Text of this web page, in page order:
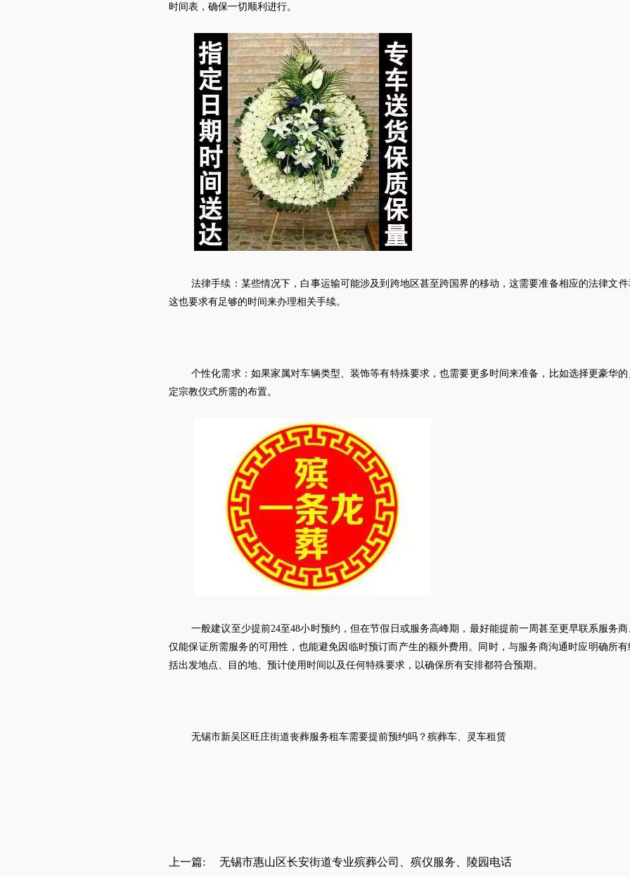
时间表，确保一切顺利进行。
法律手续：某些情况下， 白事运输可能涉及到跨地区甚至跨国界的移动，这需要准备相应的法律文
这也要求有足够的时间来办理相关手续。
个性化需求：如果家属对车辆类型、装饰等有特殊要求，也需要更多时间来准备，比如选择更豪华
定宗教仪式所需的布置。
一般建议至少提前24至48小时预约，但在节假日或服务高峰期，最好能提前一周甚至更早联系服务
仅能保证所需服务的可用性，也能避免因临时预订而产生的额外费用。同时，与服务商沟通时应明确所
括出发地点、目的地、预计使用时间以及任何特殊要求，以确保所有安排都符合预期。
无锡市新吴区旺庄街道丧葬服务租车需要提前预约吗？ 殡葬车 灵车租赁
上一篇: 无锡市惠山区长安街道专业殡葬公司、殡仪服务、陵园电话